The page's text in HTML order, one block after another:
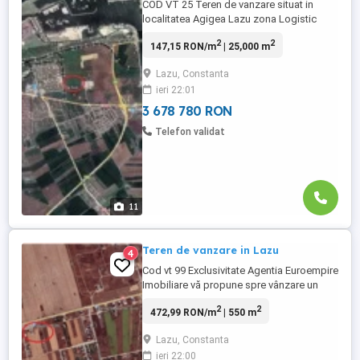
11
COD VT 25 Teren de vanzare situat in
localitatea Agigea Lazu zona Logistic
mp,intravilan , cu deschidere la 2 strazi de
dezvoltare, cu acces rapid și facil la
drumul național și autostradă, cadastru si
intabulare pret 28 ...
147,15 RON/m2| 25,000 m2
Lazu, Constanta
ieri 22:01
3 678 780 RON
Telefon validat
4 Teren de vanzare in Lazu
Cod vt 99 Exclusivitate Agentia Euroempire
Imobiliare vă propune spre vânzare un
suprafata de 550 mp cu deschiderede pe
pentru investiție sau pentru construirea
unei locuințe permanente sau de vacanță,
472,99 RON/m2| 550 m2
Lazu, Constanta
ieri 22:00